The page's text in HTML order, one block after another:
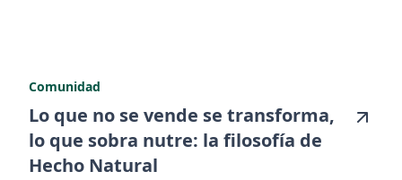
Comunidad
Lo que no se vende se transforma,
lo que sobra nutre: la filosofía de
Hecho Natural